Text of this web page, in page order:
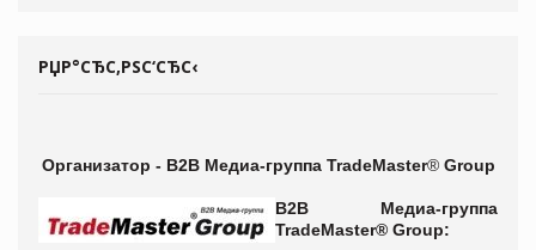
РЏР°СЂС‚РЅС‘СЂС‹
Организатор - В2В Медиа-группа TradeMaster®Group
В2В Медиа-группа
TradeMaster® Group: